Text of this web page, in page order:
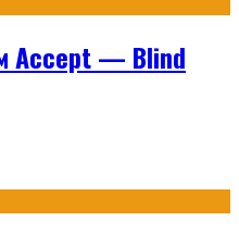
Accept — Blind